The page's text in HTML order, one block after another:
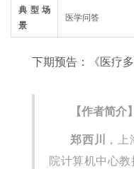
典型场
景
医学问答
下期预告：《医疗
【作者简介】
郑西川
，
院计算机中心